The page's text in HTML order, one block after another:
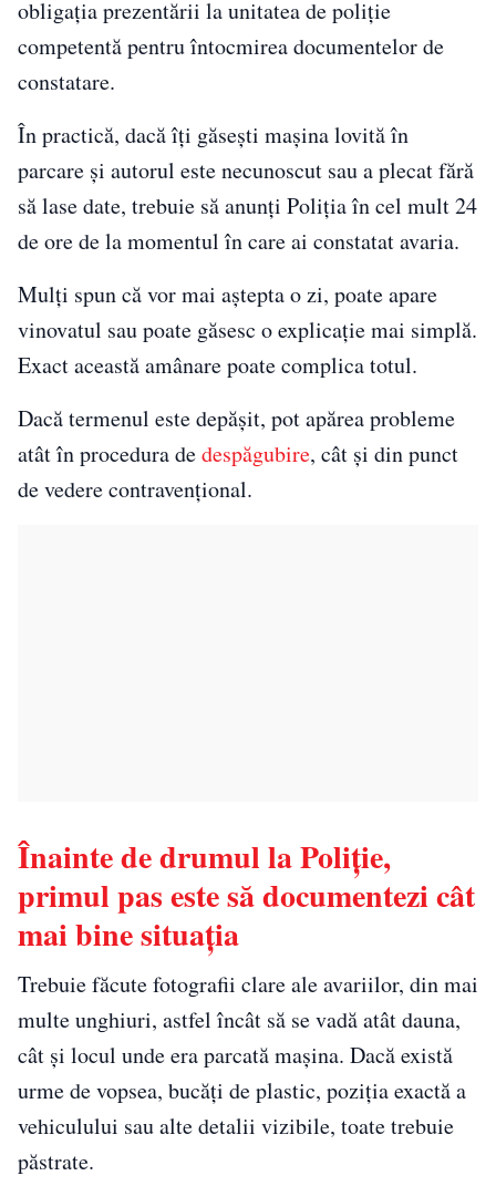
obligația prezentării la unitatea de poliție
competentă pentru întocmirea documentelor de
constatare.
În practică, dacă îți găsești mașina lovită în
parcare și autorul este necunoscut sau a plecat fără
să lase date, trebuie să anunți Poliția în cel mult 24
de ore de la momentul în care ai constatat avaria.
Mulți spun că vor mai aștepta o zi, poate apare
vinovatul sau poate găsesc o explicație mai simplă.
Exact această amânare poate complica totul.
Dacă termenul este depășit, pot apărea probleme
atât în procedura dedespăgubire, cât și din punct
de vedere contravențional.
Înainte de drumul la Poliție,
primul pas este să documentezi cât
mai bine situația
Trebuie făcute fotografii clare ale avariilor, din mai
multe unghiuri, astfel încât să se vadă atât dauna,
cât și locul unde era parcată mașina. Dacă există
urme de vopsea, bucăți de plastic, poziția exactă a
vehiculului sau alte detalii vizibile, toate trebuie
păstrate.